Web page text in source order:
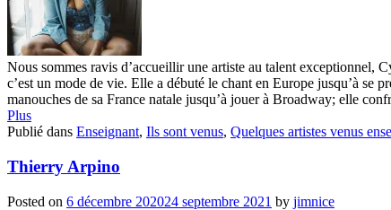
Nous sommes ravis d’accueillir une artiste au talent exceptionnel,
c’est un mode de vie. Elle a débuté le chant en Europe jusqu’à se
manouches de sa France natale jusqu’à jouer à Broadway; elle
Plus
Publié dans Enseignant, Ils sont venus, Quelques artistes venus
Thierry Arpino
Posted on 6 décembre 202024 septembre 2021 by jimnice